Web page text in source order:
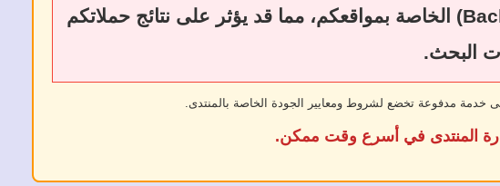
قد يؤدي حذف المقالات أو إزالة الروابط الخارجية إلى فقدان الروابط الخلفية (Backlinks) الخاصة بمواقعكم، مما قد يؤثر على نتائج حملاتكم
البحث.
خدمة مدفوعة تخضع لشروط ومعايير الجودة الخاصة بالمنتدى.
المنتدى في أسرع وقت ممكن.